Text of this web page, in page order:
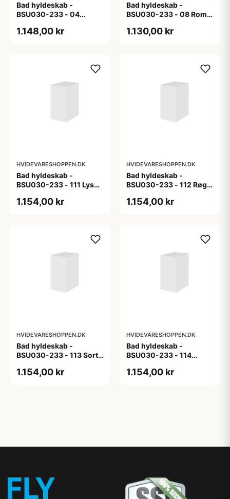
Bad hyldeskab -
BSU030-233 - 04
1.148,00 kr
Bad hyldeskab -
BSU030-233 - 08 Roma
1.130,00 kr
HVIDEVARESHOPPEN.DK
Bad hyldeskab -
BSU030-233 - 111 Lys
1.154,00 kr
HVIDEVARESHOPPEN.DK
Bad hyldeskab -
BSU030-233 - 112 Røget
1.154,00 kr
HVIDEVARESHOPPEN.DK
Bad hyldeskab -
BSU030-233 - 113 Sort
1.154,00 kr
HVIDEVARESHOPPEN.DK
Bad hyldeskab -
BSU030-233 - 114
m/eg ABS-kant
1.154,00 kr